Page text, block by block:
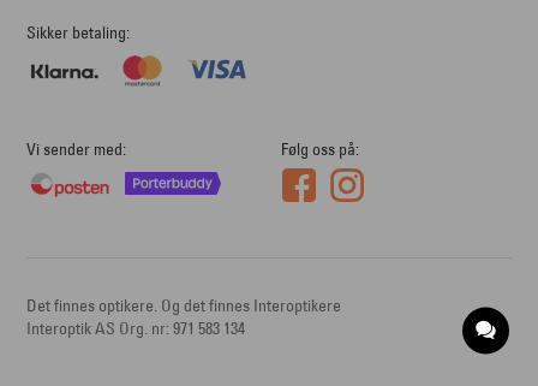
Sikker betaling
Vi sender med Følg oss på
Det finnes optikere. Og det finnes Interoptikere
Interoptik AS Org. nr: 971 583 134